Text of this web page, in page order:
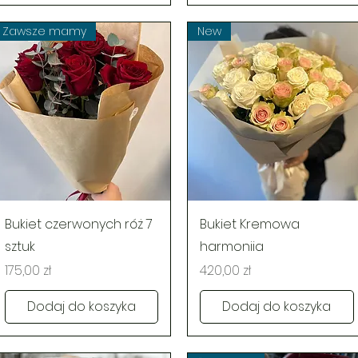
Podgląd
Zawsze mamy
Bukiet czerwonych róż 7
sztuk
Cena
175,00 zł
Dodaj do koszyka
Podgląd
New
Bukiet Kremowa
harmoniia
Cena
420,00 zł
Dodaj do koszyka